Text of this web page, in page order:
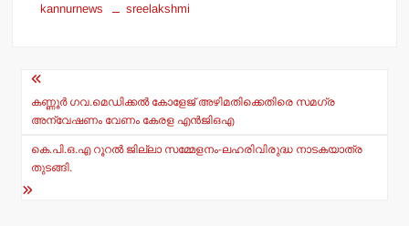
at
p
p
c
o
o
kannurnews sreelakshmi
Post
navigation
കണ്ണൂര്‍ ഗവ.മെഡിക്കല്‍ കോളേജ് അഴിമതിക്കെതിരെ സമഗ്ര
അന്വേഷണം വേണം കേരള എന്‍ജിഒഎ
കെ.പി.ഒ.എ റൂറല്‍ ജില്ലാ സമ്മേളനം-ലഹരിവിരുദ്ധ നാടകയാത്ര
തുടങ്ങി.